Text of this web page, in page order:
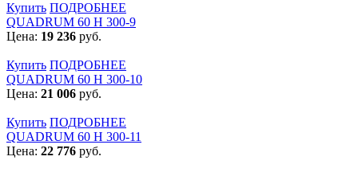
Купить ПОДРОБНЕЕ
QUADRUM 60 H 300-9
Цена: 19 236 руб.
Купить ПОДРОБНЕЕ
QUADRUM 60 H 300-10
Цена: 21 006 руб.
Купить ПОДРОБНЕЕ
QUADRUM 60 H 300-11
Цена: 22 776 руб.